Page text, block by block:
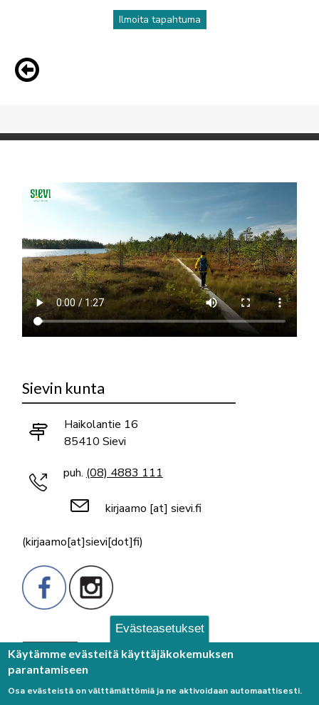
Ilmoita tapahtuma
Sievin kunta
Haikolantie 16
85410 Sievi
puh.(08) 4883 111
kirjaamo [at] sievi.fi
(kirjaamo[at]sievi[dot]fi)
Palaute
Evästeasetukset
Käytämme evästeitä käyttäjäkokemuksen
parantamiseen
Osa evästeistä on välttämättömiä ja ne aktivoidaan automaattisesti.